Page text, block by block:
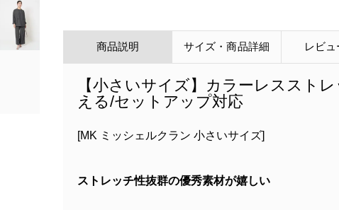
商品説明 サイズ・商品詳細 レビュ
【小さいサイズ】カラーレススト
える/セットアップ対応
[MK ミッシェルクラン 小さいサイズ]
ストレッチ性抜群の優秀素材が嬉しい